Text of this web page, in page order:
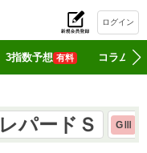
ログイン
3指数予想 有料 コラム
レパードＳ GⅢ